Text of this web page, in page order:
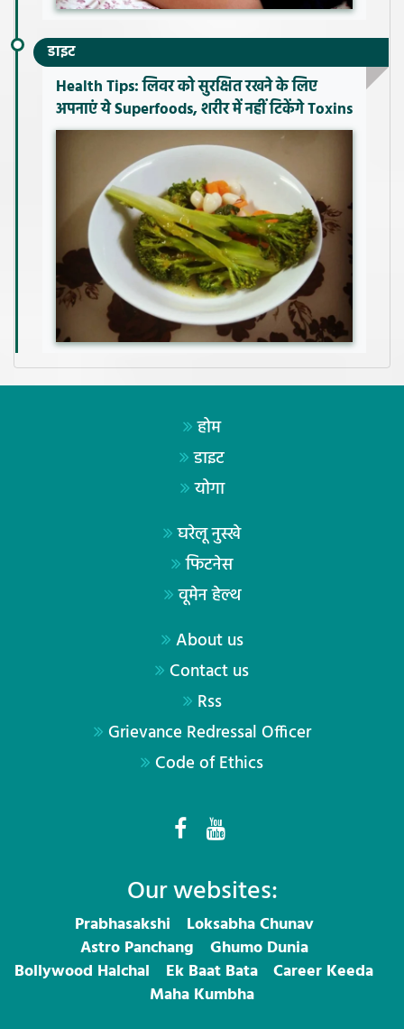
डाइट
Health Tips: लिवर को सुरक्षित रखने के लिए
अपनाएं ये Superfoods, शरीर में नहीं टिकेंगे Toxins
होम
डाइट
योगा
घरेलू नुस्खे
फिटनेस
वूमेन हेल्थ
About us
Contact us
Rss
Grievance Redressal Officer
Code of Ethics
Our websites:
Prabhasakshi
Loksabha Chunav
Astro Panchang
Ghumo Dunia
Bollywood Halchal
Ek Baat Bata
Career Keeda
Maha Kumbha